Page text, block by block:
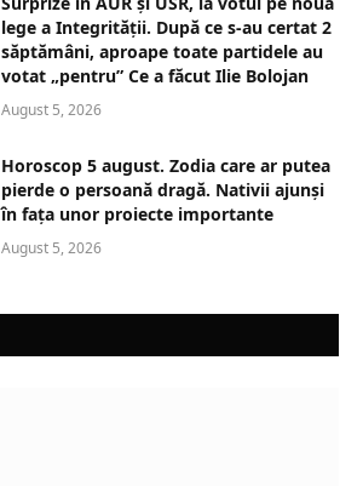
lege a Integrității. După ce s-au certat 2
săptămâni, aproape toate partidele au
votat „pentru” Ce a făcut Ilie Bolojan
August 5, 2026
Horoscop 5 august. Zodia care ar putea
pierde o persoană dragă. Nativii ajunși
în fața unor proiecte importante
August 5, 2026